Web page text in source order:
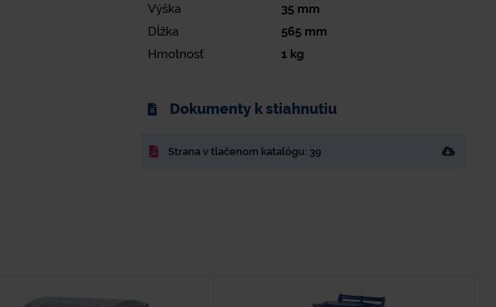
Výška
35 mm
Dĺžka
565 mm
Hmotnosť
1 kg
Dokumenty k stiahnutiu
Strana v tlačenom katalógu: 39